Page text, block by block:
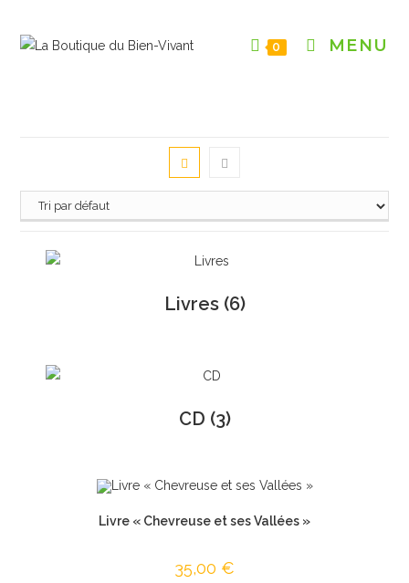
0 MENU
Livres (6)
CD (3)
Livre « Chevreuse et ses Vallées »
35,00 €